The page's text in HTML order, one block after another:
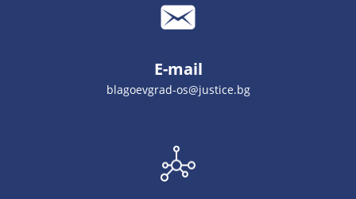
E-mail
blagoevgrad-os@justice.bg